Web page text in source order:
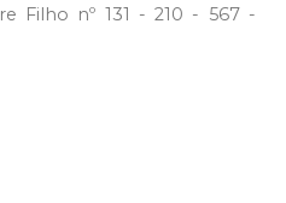
Filho nº 131 - 210 - 567 -